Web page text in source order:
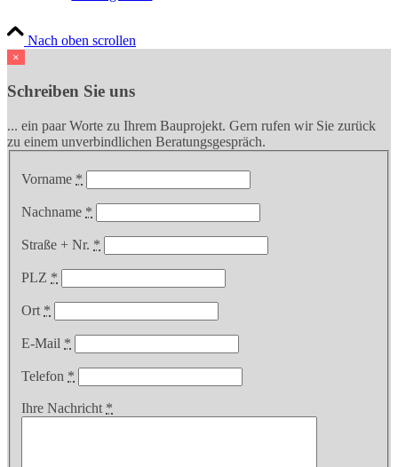
Nach oben scrollen
×
Schreiben Sie uns
... ein paar Worte zu Ihrem Bauprojekt. Gern rufen wir Sie zurück
zu einem unverbindlichen Beratungsgespräch.
Vorname *
Nachname *
Straße + Nr. *
PLZ *
Ort *
E-Mail *
Telefon *
Ihre Nachricht *